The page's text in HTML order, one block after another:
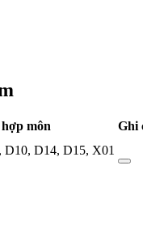
môn
Ghi
, D10, D14, D15, X01